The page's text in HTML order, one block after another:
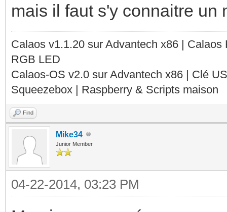
mais il faut s'y connaitre un
Calaos v1.1.20 sur Advantech x86 |
RGB LED
Calaos-OS v2.0 sur Advantech x86 | Clé
Squeezebox | Raspberry & Scripts maison
Find
Mike34
Junior Member
04-22-2014, 03:23 PM